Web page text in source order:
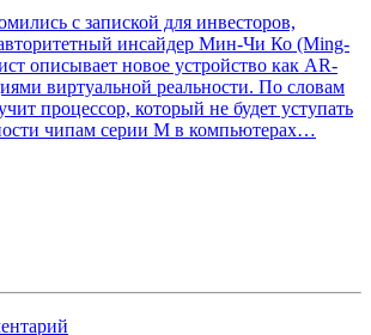
с запиской для инвесторов,
инсайдер Мин-Чи Ко (Ming-
описывает новое устройство как AR-
виртуальной реальности. По словам
процессор, который не будет уступать
чипам серии M в компьютерах…